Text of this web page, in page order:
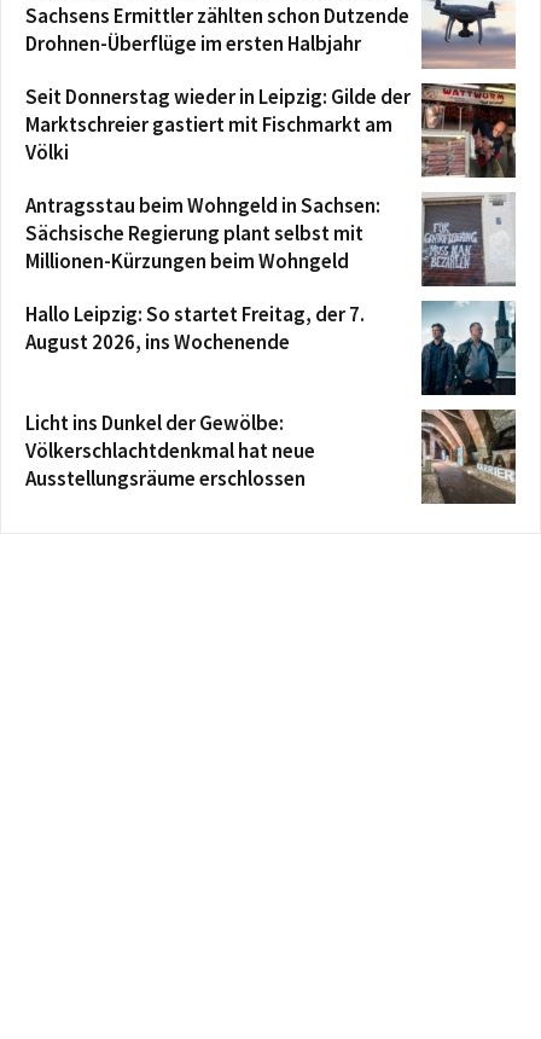
Sachsens Ermittler zählten schon Dutzende
Drohnen-Überflüge im ersten Halbjahr
Seit Donnerstag wieder in Leipzig: Gilde der
Marktschreier gastiert mit Fischmarkt am
Völki
Antragsstau beim Wohngeld in Sachsen:
Sächsische Regierung plant selbst mit
Millionen-Kürzungen beim Wohngeld
Hallo Leipzig: So startet Freitag, der 7.
August 2026, ins Wochenende
Licht ins Dunkel der Gewölbe:
Völkerschlachtdenkmal hat neue
Ausstellungsräume erschlossen